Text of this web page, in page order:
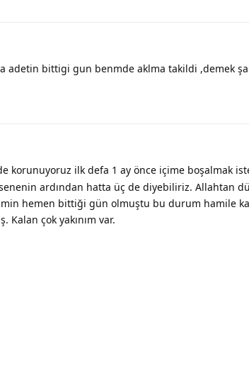
adetin bittigi gun benmde aklma takildi ,demek
korunuyoruz ilk defa 1 ay önce içime boşalmak
ardından hatta üç de diyebiliriz. Allahtan
hemen bittiği gün olmuştu bu durum hamile
Kalan çok yakınım var.